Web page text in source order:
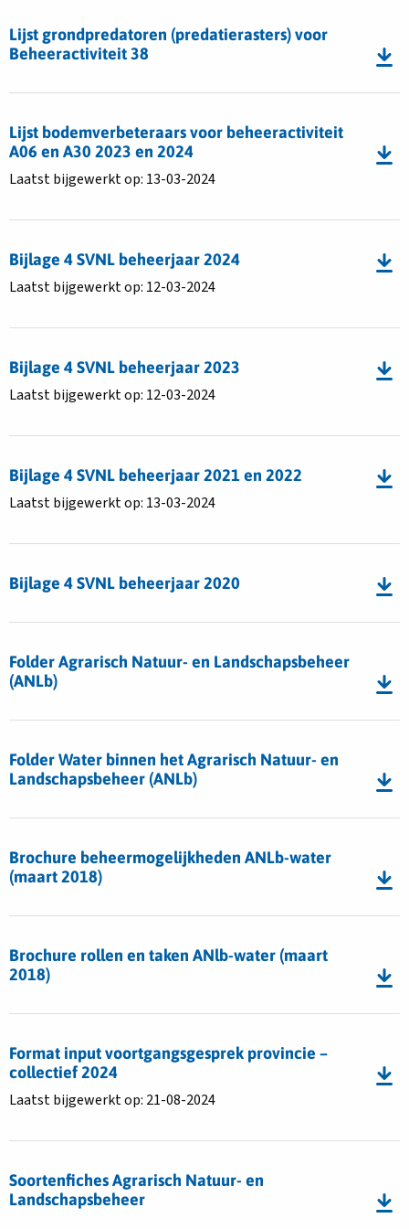
Lijst grondpredatoren (predatierasters) voor
Beheeractiviteit 38
bestand
Lijst
(predatierasters)
Beheeractiviteit
38
Lijst bodemverbeteraars voor beheeractiviteit
A06 en A30 2023 en 2024
Laatst bijgewerkt op: 13-03-2024
bestand
Lijst
bodemverbeteraars
en
A30
en
Bijlage 4 SVNL beheerjaar 2024
Laatst bijgewerkt op: 12-03-2024
bestand
Bijlage
4
2024
Bijlage 4 SVNL beheerjaar 2023
Laatst bijgewerkt op: 12-03-2024
bestand
Bijlage
4
2023
Bijlage 4 SVNL beheerjaar 2021 en 2022
Laatst bijgewerkt op: 13-03-2024
bestand
Bijlage
4
2021
2022
Bijlage 4 SVNL beheerjaar 2020
bestand
Bijlage
4
beheerjaar
2020
Folder Agrarisch Natuur- en Landschapsbeheer
(ANLb)
bestand
Folder
Natuur-
Landschapsbeheer
(ANLb)
Folder Water binnen het Agrarisch Natuur- en
Landschapsbeheer (ANLb)
bestand
Folder
binnen
Agrarisch
Natuur-
(ANLb)
Brochure beheermogelijkheden ANLb-water
(maart 2018)
bestand
Brochure
ANLb-
(maart
2018)
Brochure rollen en taken ANlb-water (maart
2018)
bestand
Brochure
en
ANlb-
water
(maart
Format input voortgangsgesprek provincie –
collectief 2024
Laatst bijgewerkt op: 21-08-2024
bestand
Format
input
voortgangsgesprek
collectief
2024
Soortenfiches Agrarisch Natuur- en
Landschapsbeheer
bestand
Soortenfiches